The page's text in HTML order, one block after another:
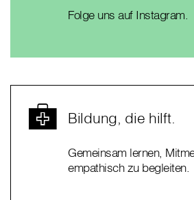
Folge uns auf Instagram.
Bildung, die hilft.
Gemeinsam lernen,
empathisch zu begleiten.